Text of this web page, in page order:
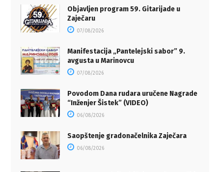
Objavljen program 59. Gitarijade u
Zaječaru
07/08/2026
Manifestacija „Pantelejski sabor” 9.
avgusta u Marinovcu
07/08/2026
Povodom Dana rudara uručene Nagrade
“Inženjer Šistek” (VIDEO)
06/08/2026
Saopštenje gradonačelnika Zaječara
06/08/2026